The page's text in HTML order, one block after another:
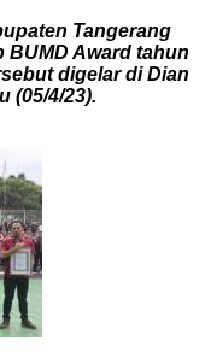
Tangerang
BUMD Award tahun
digelar di Dian
(05/4/23).